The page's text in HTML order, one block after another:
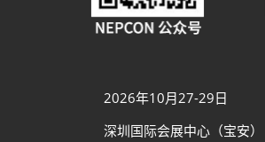
2026年10月27-29日
深圳国际会展中心（宝安）